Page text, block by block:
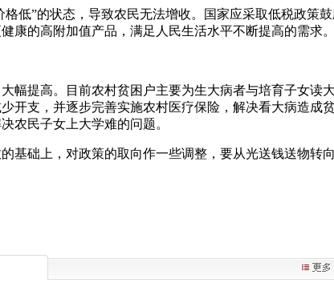
低”的状态，导致农民无法增收。国家应采取低税政策
康的高附加值产品，满足人民生活水平不断提高的需求。
幅提高。目前农村贫困户主要为生大病者与培育子女读
开支，并逐步完善实施农村医疗保险，解决看大病造成
农民子女上大学难的问题。
基础上，对政策的取向作一些调整，要从光送钱送物转